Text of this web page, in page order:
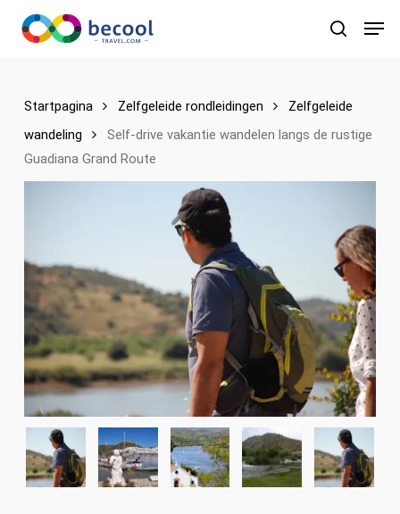
naar
zoeken
Startpagina Zelfgeleide rondleidingen
Zelfgeleide
wandeling
Self-drive vakantie wandelen langs de rustige
Guadiana Grand Route